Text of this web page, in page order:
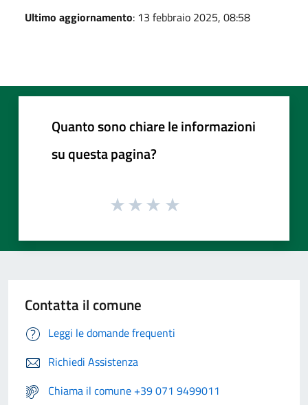
Ultimo aggiornamento: 13 febbraio 2025, 08:58
Quanto sono chiare le informazioni
su questa pagina?
Contatta il comune
Leggi le domande frequenti
Richiedi Assistenza
Chiama il comune +39 071 9499011